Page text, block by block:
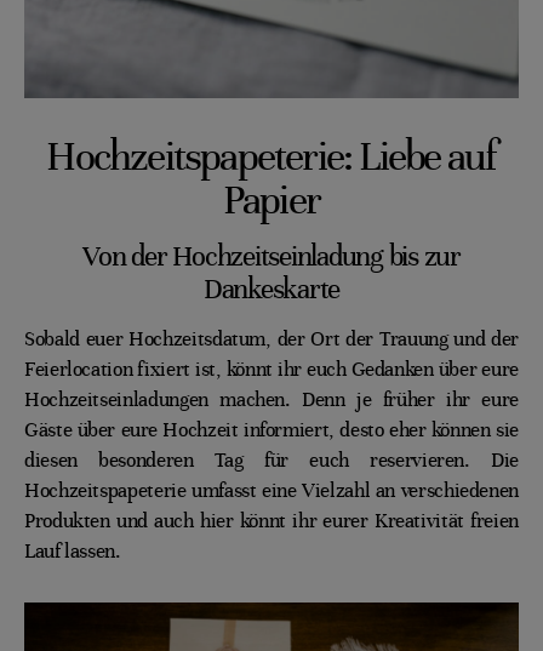
Hochzeitspapeterie: Liebe auf
Papier
Von der Hochzeitseinladung bis zur
Dankeskarte
Sobald euer Hochzeitsdatum, der Ort der Trauung und der
Feierlocation fixiert ist, könnt ihr euch Gedanken über eure
Hochzeitseinladungen machen. Denn je früher ihr eure
Gäste über eure Hochzeit informiert, desto eher können sie
diesen besonderen Tag für euch reservieren. Die
Hochzeitspapeterie umfasst eine Vielzahl an verschiedenen
Produkten und auch hier könnt ihr eurer Kreativität freien
Lauf lassen.